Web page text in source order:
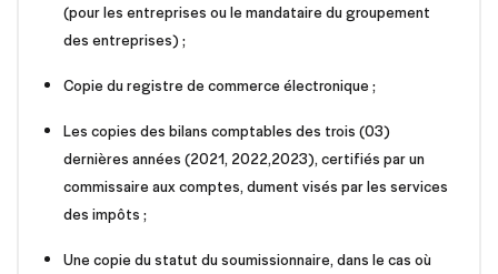
(pour les entreprises ou le mandataire du groupement
des entreprises) ;
Copie du registre de commerce électronique ;
Les copies des bilans comptables des trois (03)
dernières années (2021, 2022,2023), certifiés par un
commissaire aux comptes, dument visés par les services
des impôts ;
Une copie du statut du soumissionnaire, dans le cas où